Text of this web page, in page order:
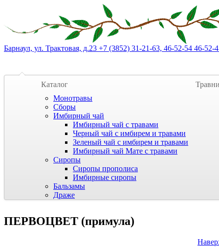
Барнаул, ул. Трактовая, д.23 +7 (3852) 31-21-63, 46-52-54 46-52-
Каталог
Монотравы
Сборы
Имбирный чай
Имбирный чай с травами
Черный чай с имбирем и травами
Зеленый чай с имбирем и травами
Имбирный чай Мате с травами
Сиропы
Сиропы прополиса
Имбирные сиропы
Бальзамы
Драже
ПЕРВОЦВЕТ (примула)